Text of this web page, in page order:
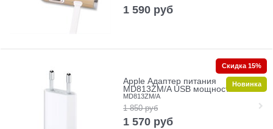
1 590 руб
Apple Адаптер питания
MD813ZM/A USB мощностью 5 Вт
MD813ZM/A
1 850 руб
1 570 руб
Скидка 15%
Новинка